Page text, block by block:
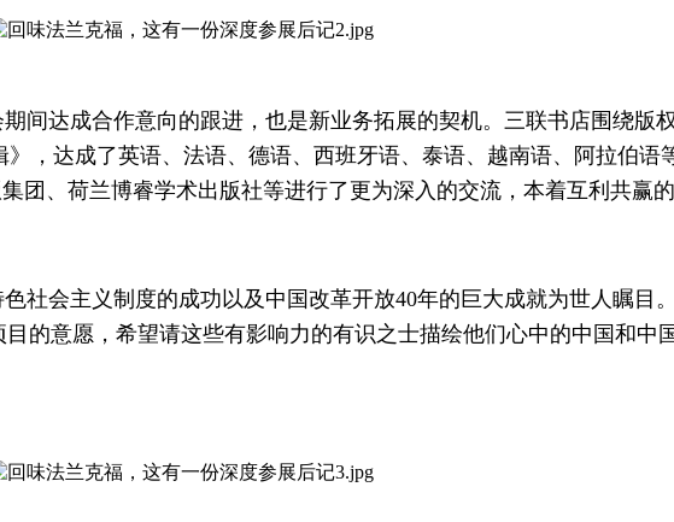
间达成合作意向的跟进，也是新业务拓展的契机。三联书店围绕版
，达成了英语、法语、德语、西班牙语、泰语、越南语、阿拉伯语
团、荷兰博睿学术出版社等进行了更为深入的交流，本着互利共赢
社会主义制度的成功以及中国改革开放40年的巨大成就为世人瞩目
的意愿，希望请这些有影响力的有识之士描绘他们心中的中国和中